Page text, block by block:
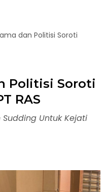
dan Politisi Soroti
Politisi Soroti
RAS
Untuk Kejati